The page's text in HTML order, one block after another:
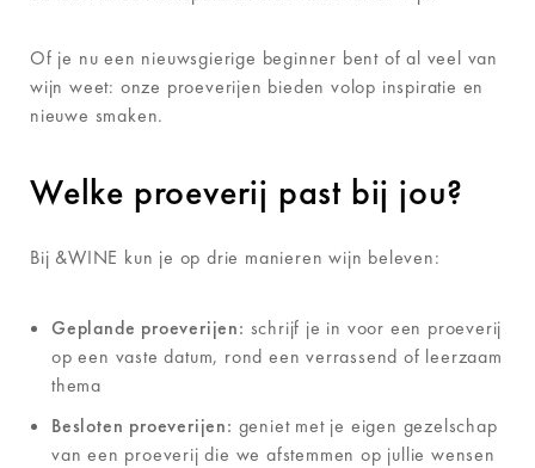
Of je nu een nieuwsgierige beginner bent of al veel van
wijn weet: onze proeverijen bieden volop inspiratie en
nieuwe smaken.
Welke proeverij past bij jou?
Bij &WINE kun je op drie manieren wijn beleven:
Geplande proeverijen: schrijf je in voor een proeverij
op een vaste datum, rond een verrassend of leerzaam
thema
Besloten proeverijen: geniet met je eigen gezelschap
van een proeverij die we afstemmen op jullie wensen